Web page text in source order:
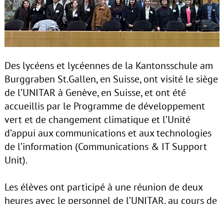
Des lycéens et lycéennes de la Kantonsschule am
Burggraben St.Gallen, en Suisse, ont visité le siège
de l’UNITAR à Genève, en Suisse, et ont été
accueillis par le Programme de développement
vert et de changement climatique et l’Unité
d’appui aux communications et aux technologies
de l’information (Communications & IT Support
Unit).
Les élèves ont participé à une réunion de deux
heures avec le personnel de l’UNITAR, au cours de